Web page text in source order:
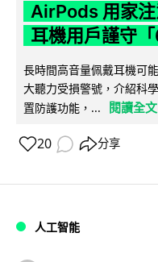
AirPods 用家
耳機用戶謹守
長時間高音量佩戴耳機可
大聽力受損警號，介紹科
置防護功能，...
閱讀全文
20 分享
人工智能